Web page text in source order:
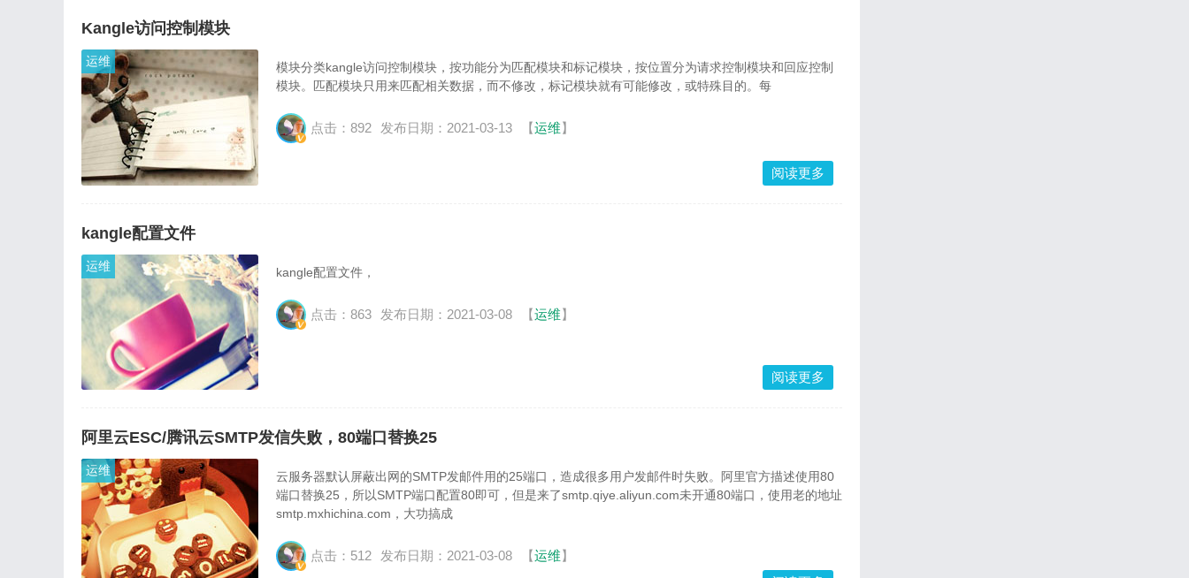
Kangle访问控制模块
运维
模块分类kangle访问控制模块，按功能分为匹配模块和标记模块，按位置分为请求控制模块和回应控制
模块。匹配模块只用来匹配相关数据，而不修改，标记模块就有可能修改，或特殊目的。每
点击：892 发布日期：2021-03-13 【运维】
阅读更多
kangle配置文件
运维 kangle配置文件，
点击：863 发布日期：2021-03-08 【运维】
阅读更多
阿里云ESC/腾讯云SMTP发信失败，80端口替换25
运维
云服务器默认屏蔽出网的SMTP发邮件用的25端口，造成很多用户发邮件时失败。阿里官方描述使用80
端口替换25，所以SMTP端口配置80即可，但是来了smtp.qiye.aliyun.com未开通80端口，使用老的地址
smtp.mxhichina.com，大功搞成
点击：512 发布日期：2021-03-08 【运维】